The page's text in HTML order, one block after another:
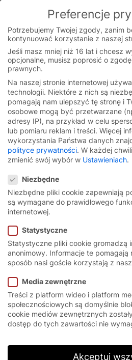
You are currently on the
Switch to the English
Continue
Skip
content
Strona główna/News i blog/
parkingów i garaży
Bramy
Preferencje
Potrzebujemy Twojej zgody, zanim
kontynuować korzystanie z naszej
Jeśli masz mniej niż 16 lat i chcesz
opcjonalne, musisz poprosić o
prawnych.
Na naszej stronie internetowej
technologii. Niektóre z nich są
pomagają nam ulepszyć tę stronę i
osobowe mogą być przetwarzane
adresy IP), na przykład w celu
lub pomiaru reklam i treści. Więcej
wykorzystania Państwa danych
polityce prywatności. W każdej
zmienić swój wybór w Ustawieniach.
Niezbędne
Niezbędne pliki cookie zapewniają
są wymagane do prawidłowego
internetowej.
Statystyczne
Statystyczne pliki cookie gromadzą
anonimowy. Informacje te pomagają
sposób nasi goście korzystają z
Media zewnętrzne
Treści z platform wideo i platform
społecznościowych są domyślnie
cookie mediów zewnętrznych
dostęp do tych zawartości nie
Akceptuj